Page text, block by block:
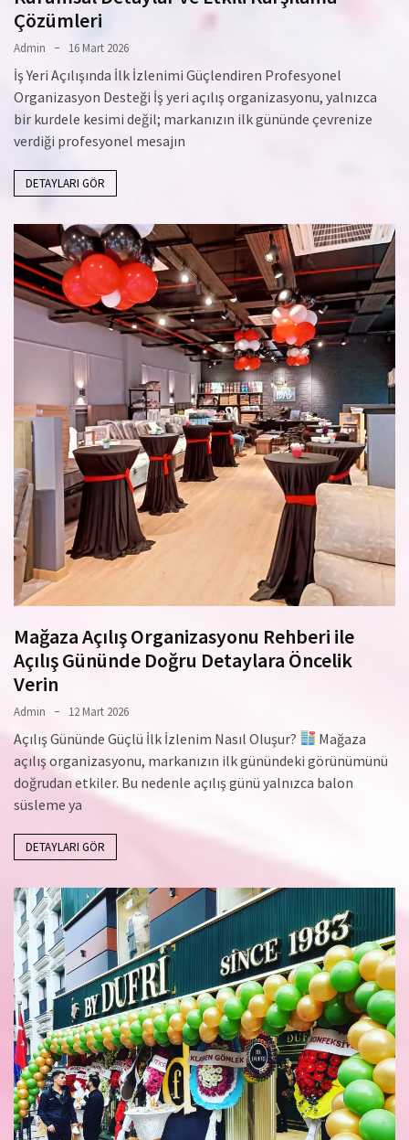
Çözümleri
Admin 16 Mart 2026
İş Yeri Açılışında İlk İzlenimi Güçlendiren Profesyonel
Organizasyon Desteği İş yeri açılış organizasyonu, yalnızca
bir kurdele kesimi değil; markanızın ilk gününde çevrenize
verdiği profesyonel mesajın
DETAYLARI GÖR
Mağaza Açılış Organizasyonu Rehberi ile
Açılış Gününde Doğru Detaylara Öncelik
Verin
Admin 12 Mart 2026
Açılış Gününde Güçlü İlk İzlenim Nasıl Oluşur?
Mağaza
açılış organizasyonu, markanızın ilk günündeki görünümünü
doğrudan etkiler. Bu nedenle açılış günü yalnızca balon
süsleme ya
DETAYLARI GÖR